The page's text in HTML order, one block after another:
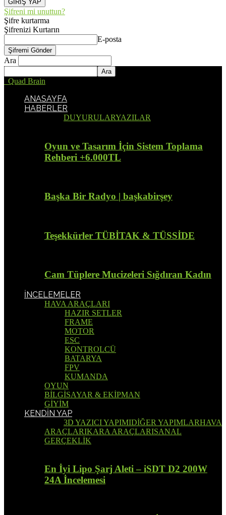
Şifreni mi unuttun?
Şifre kurtarma
Şifrenizi Kurtarın
E-posta
Ara
Quad Brain
ANASAYFA
HABERLER
DUYURULARYAZILAR
Oyun ve Tasarım İçin Sistem Toplama
Rehberi +6.000TL
Başka Bir Radyo | başkabirşey
Teşekkürler TÜBİTAK & TÜSSİDE
Cam Tüplere Mucizeleri Sığdıran Kadın
İNCELEMELER
HAVA ARAÇLARI
HAZIR SETLER
FRAME
MOTOR
ESC
KONTROLCÜ
BATARYA
FPV
KUMANDA
OYUN
BİLGİSAYAR & EKİPMAN
GİYİM
KENDİN YAP
3D YAZICI YAPIMIDİĞER YAPIMLARHAVA
ARAÇLARIKARA ARAÇLARISANAL
GERÇEKLİK
En İyi Lipo Şarj Aleti – iSDT D2 200W
24A İncelemesi